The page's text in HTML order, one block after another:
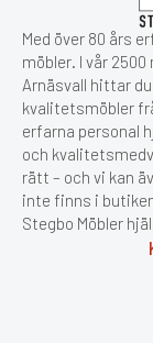
Med över 80 års
möbler. I vår
Arnäsvall hittar
kvalitetsmöbler
erfarna personal
och
rätt – och vi kan
inte finns i
Stegbo Möbler